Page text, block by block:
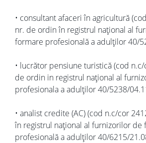
• consultant afaceri în agricultură
nr. de ordin în registrul național al
formare profesională a adulților 40/
• lucrător pensiune turistică (cod
de ordin in registrul național al
profesionala a adulților 40/5238/
• analist credite (AC) (cod n.c/cor
în registrul național al furnizorilor de
profesională a adulților 40/6215/